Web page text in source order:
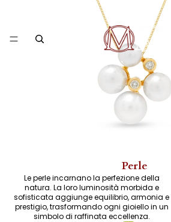
Perle
Le perle incarnano la perfezione della
natura. La loro luminosità morbida e
sofisticata aggiunge equilibrio, armonia e
prestigio, trasformando ogni gioiello in un
simbolo di raffinata eccellenza.